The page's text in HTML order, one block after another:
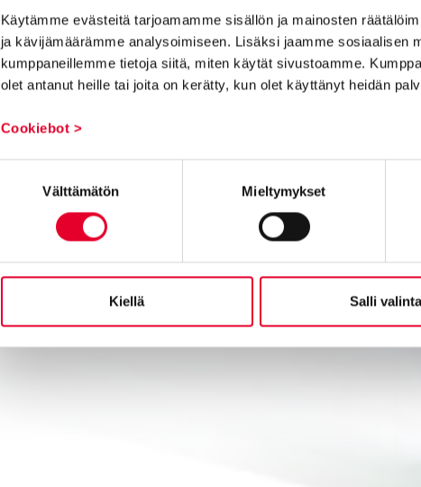
Käytämme evästeitä tarjoamamme sisällön ja mainosten
ja kävijämäärämme analysoimiseen. Lisäksi jaamme sosiaalisen
kumppaneillemme tietoja siitä, miten käytät sivustoamme.
olet antanut heille tai joita on kerätty, kun olet käyttänyt heidän
Cookiebot >
Välttämätön Mieltymykset
Kiellä Salli valinta